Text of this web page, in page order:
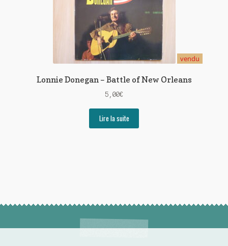
vendu
Lonnie Donegan – Battle of New Orleans
5,00€
Lire la suite